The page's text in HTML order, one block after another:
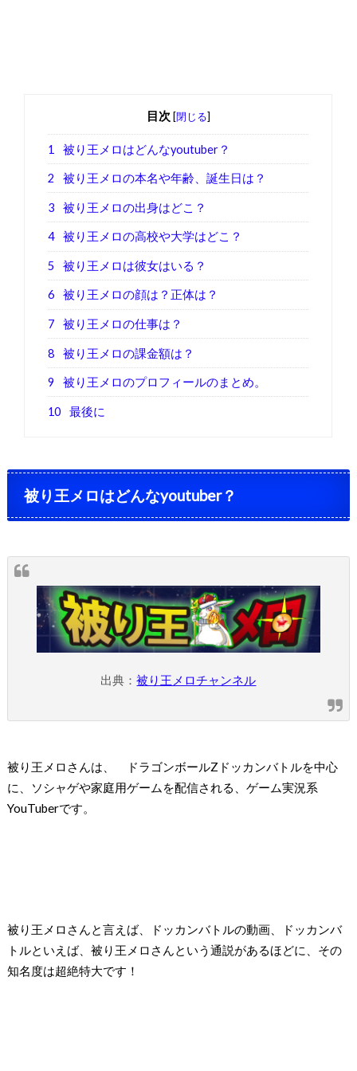
目次 [閉じる]
1 被り王メロはどんなyoutuber？
2 被り王メロの本名や年齢、誕生日は？
3 被り王メロの出身はどこ？
4 被り王メロの高校や大学はどこ？
5 被り王メロは彼女はいる？
6 被り王メロの顔は？正体は？
7 被り王メロの仕事は？
8 被り王メロの課金額は？
9 被り王メロのプロフィールのまとめ。
10 最後に
被り王メロはどんなyoutuber？
出典：被り王メロチャンネル
被り王メロさんは、 ドラゴンボールZ ドッカンバトルを中心
に、ソシャゲや家庭用ゲームを配信される、ゲーム実況系
YouTuberです。
被り王メロさんと言えば、ドッカンバトルの動画、ドッカンバ
トルといえば、被り王メロさんという通説があるほどに、その
知名度は超絶特大です！